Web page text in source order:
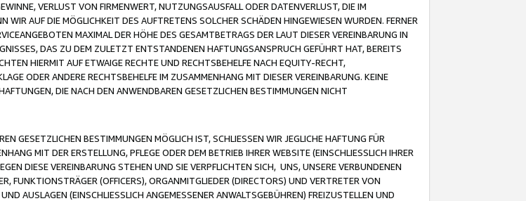
VERLUST VON FIRMENWERT, NUTZUNGSAUSFALL ODER DATENVERLUST, DIE IM
AUF DIE MÖGLICHKEIT DES AUFTRETENS SOLCHER SCHÄDEN HINGEWIESEN WURDEN. FERNER
MAXIMAL DER HÖHE DES GESAMTBETRAGS DER LAUT DIESER VEREINBARUNG IN
DAS ZU DEM ZULETZT ENTSTANDENEN HAFTUNGSANSPRUCH GEFÜHRT HAT, BEREITS
HIERMIT AUF ETWAIGE RECHTE UND RECHTSBEHELFE NACH EQUITY-RECHT,
ODER ANDERE RECHTSBEHELFE IM ZUSAMMENHANG MIT DIESER VEREINBARUNG. KEINE
DIE NACH DEN ANWENDBAREN GESETZLICHEN BESTIMMUNGEN NICHT
GESETZLICHEN BESTIMMUNGEN MÖGLICH IST, SCHLIESSEN WIR JEGLICHE HAFTUNG FÜR
MIT DER ERSTELLUNG, PFLEGE ODER DEM BETRIEB IHRER WEBSITE (EINSCHLIESSLICH IHRER
DIESE VEREINBARUNG STEHEN UND SIE VERPFLICHTEN SICH, UNS, UNSERE VERBUNDENEN
FUNKTIONSTRÄGER (OFFICERS), ORGANMITGLIEDER (DIRECTORS) UND VERTRETER VON
AUSLAGEN (EINSCHLIESSLICH ANGEMESSENER ANWALTSGEBÜHREN) FREIZUSTELLEN UND